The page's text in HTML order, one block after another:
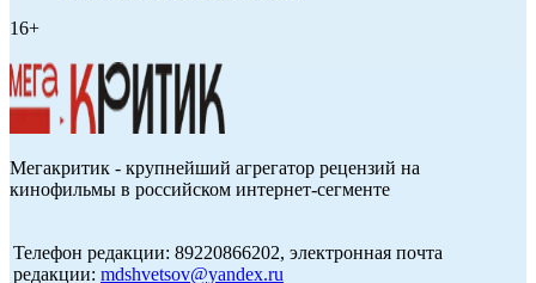
16+
Мегакритик - крупнейший агрегатор рецензий на
кинофильмы в российском интернет-сегменте
Телефон редакции: 89220866202, электронная почта
редакции: mdshvetsov@yandex.ru